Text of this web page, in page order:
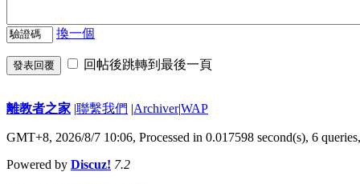
換一個
發表回覆 回帖後跳轉到最後一頁
離教者之家 |聯繫我們 |Archiver|WAP
GMT+8, 2026/8/7 10:06, Processed in 0.017598 second(s), 6
Powered by Discuz! 7.2